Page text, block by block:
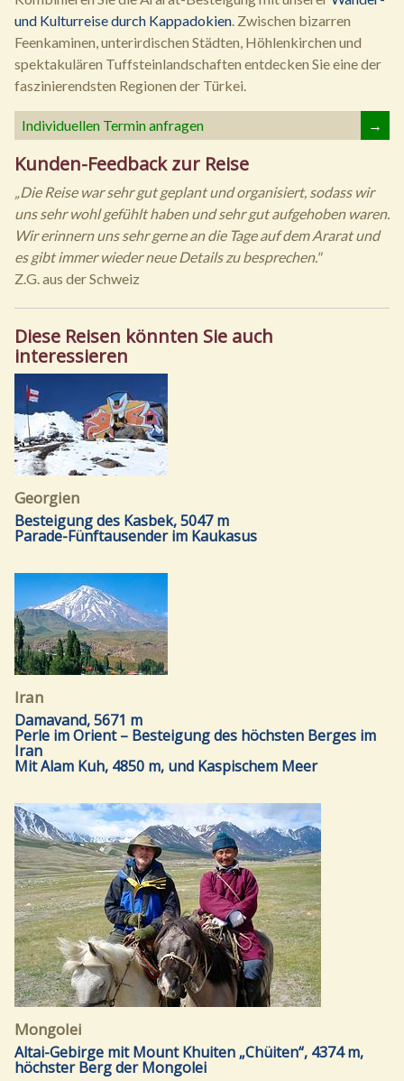
und Kulturreise durch Kappadokien. Zwischen bizarren
Feenkaminen, unterirdischen Städten, Höhlenkirchen und
spektakulären Tuffsteinlandschaften entdecken Sie eine der
faszinierendsten Regionen der Türkei.
Individuellen Termin anfragen →
Kunden-Feedback zur Reise
„Die Reise war sehr gut geplant und organisiert, sodass wir
uns sehr wohl gefühlt haben und sehr gut aufgehoben waren.
Wir erinnern uns sehr gerne an die Tage auf dem Ararat und
es gibt immer wieder neue Details zu besprechen."
Z.G. aus der Schweiz
Diese Reisen könnten Sie auch
interessieren
Georgien
Besteigung des Kasbek, 5047 m
Parade-Fünftausender im Kaukasus
Iran
Damavand, 5671 m
Perle im Orient – Besteigung des höchsten Berges im
Iran
Mit Alam Kuh, 4850 m, und Kaspischem Meer
Mongolei
Altai-Gebirge mit Mount Khuiten „Chüiten“, 4374 m,
höchster Berg der Mongolei